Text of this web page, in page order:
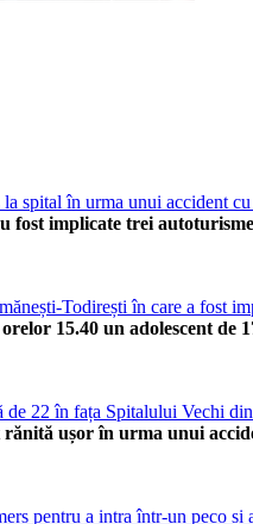
spital în urma unui accident
fost implicate trei
Todirești în care a fost
15.40 un adolescent de
de 22 în fața Spitalului Vechi
rănită ușor în urma unui
pentru a intra într-un peco